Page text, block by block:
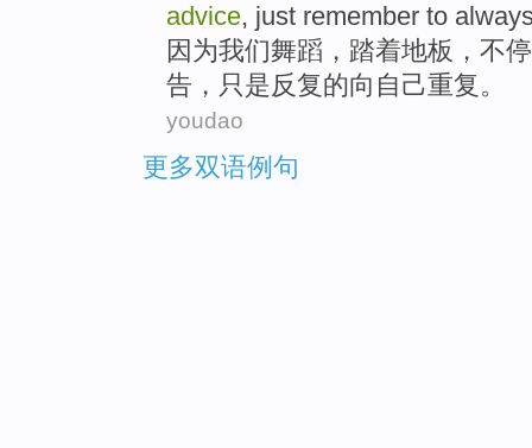
advice, just remember to
因为我们舞蹈 ，踏着地板 ，不停
告 ， 只是反复的向 自己重复。
youdao
更多双语例句